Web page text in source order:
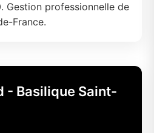
Gestion professionnelle de
France.
- Basilique Saint-